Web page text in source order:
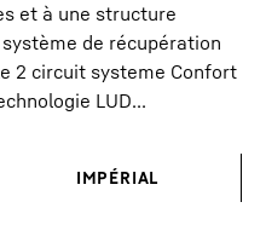
et à une structure
de récupération
2 circuit systeme Confort
LUD...
IMPÉRIAL